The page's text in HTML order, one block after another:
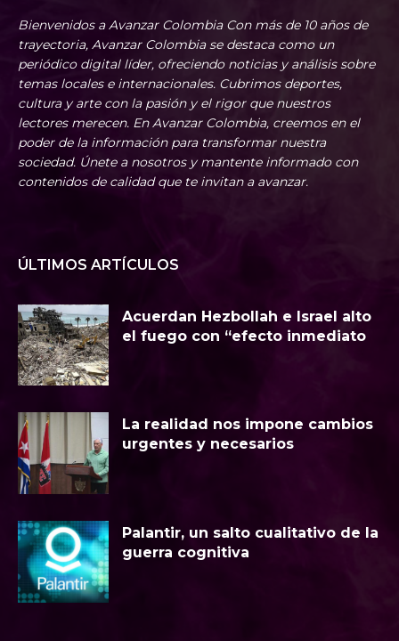
Bienvenidos a Avanzar Colombia Con más de 10 años de
trayectoria, Avanzar Colombia se destaca como un
periódico digital líder, ofreciendo noticias y análisis sobre
temas locales e internacionales. Cubrimos deportes,
cultura y arte con la pasión y el rigor que nuestros
lectores merecen. En Avanzar Colombia, creemos en el
poder de la información para transformar nuestra
sociedad. Únete a nosotros y mantente informado con
contenidos de calidad que te invitan a avanzar.
ÚLTIMOS ARTÍCULOS
Acuerdan Hezbollah e Israel alto
el fuego con “efecto inmediato
La realidad nos impone cambios
urgentes y necesarios
Palantir, un salto cualitativo de la
guerra cognitiva